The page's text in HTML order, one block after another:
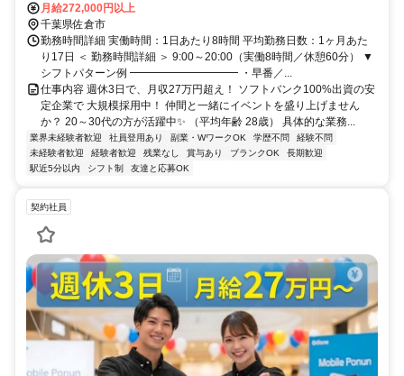
月給272,000円以上
千葉県佐倉市
勤務時間詳細 実働時間：1日あたり8時間 平均勤務日数：1ヶ月あた
り17日 ＜ 勤務時間詳細 ＞ 9:00～20:00（実働8時間／休憩60分） ▼
シフトパターン例 ━━━━━━━━━━ ・早番／...
仕事内容 週休3日で、月収27万円超え！ ソフトバンク100%出資の安
定企業で 大規模採用中！ 仲間と一緒にイベントを盛り上げません
か？ 20～30代の方が活躍中✨ （平均年齢 28歳） 具体的な業務...
業界未経験者歓迎 社員登用あり 副業・WワークOK 学歴不問
経験不問
未経験者歓迎
経験者歓迎 残業なし 賞与あり ブランクOK
長期歓迎
駅近5分以内
シフト制 友達と応募OK
契約社員